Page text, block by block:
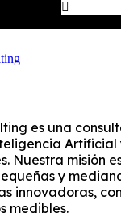
es una
Artificial
Nuestra misión
y
innovadoras,
medibles.